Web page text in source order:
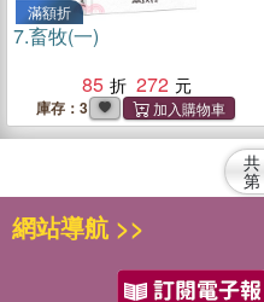
滿額折
7.畜牧(一)
85
272
庫存：3
共
第
網站導航 >>